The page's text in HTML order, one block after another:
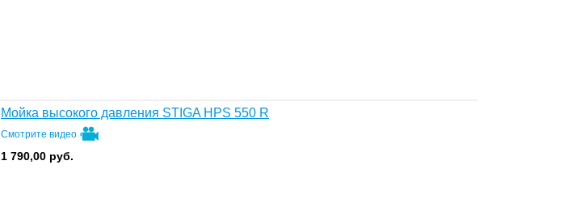
Мойка высокого давления STIGA HPS 550 R
Смотрите видео
1 790,00 руб.